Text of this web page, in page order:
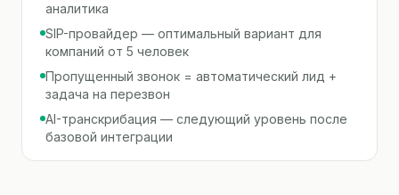
аналитика
SIP-провайдер — оптимальный вариант для
компаний от 5 человек
Пропущенный звонок = автоматический лид +
задача на перезвон
AI-транскрибация — следующий уровень после
базовой интеграции